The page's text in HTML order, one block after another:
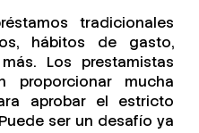
tradicionales
hábitos de gasto,
Los prestamistas
proporcionar mucha
aprobar el estricto
ser un desafío ya